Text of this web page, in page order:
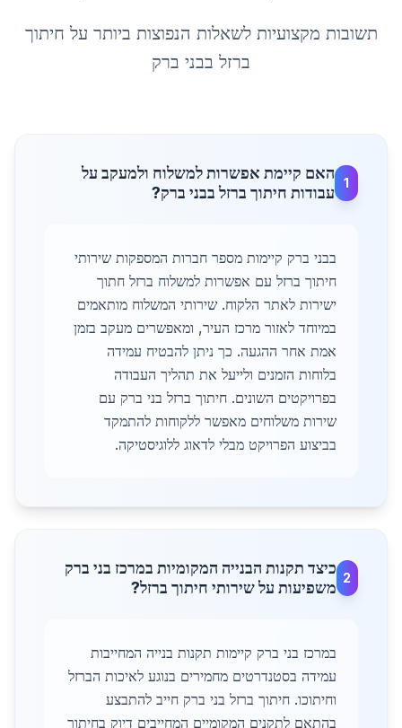
תשובות מקצועיות לשאלות הנפוצות ביותר על חיתוך
ברזל בבני ברק
1
האם קיימת אפשרות למשלוח ולמעקב על
עבודות חיתוך ברזל בבני ברק?
בבני ברק קיימות מספר חברות המספקות שירותי
חיתוך ברזל עם אפשרות למשלוח ברזל חתוך
ישירות לאתר הלקוח. שירותי המשלוח מותאמים
במיוחד לאזור מרכז העיר, ומאפשרים מעקב בזמן
אמת אחר ההגעה. כך ניתן להבטיח עמידה
בלוחות הזמנים ולייעל את תהליך העבודה
בפרויקטים השונים. חיתוך ברזל בני ברק עם
שירות משלוחים מאפשר ללקוחות להתמקד
בביצוע הפרויקט מבלי לדאוג ללוגיסטיקה.
2
כיצד תקנות הבנייה המקומיות במרכז בני ברק
משפיעות על שירותי חיתוך ברזל?
במרכז בני ברק קיימות תקנות בנייה המחייבות
עמידה בסטנדרטים מחמירים בנוגע לאיכות הברזל
וחיתוכו. חיתוך ברזל בני ברק חייב להתבצע
בהתאם לתקנים המקומיים המחייבים דיוק בחיתוך